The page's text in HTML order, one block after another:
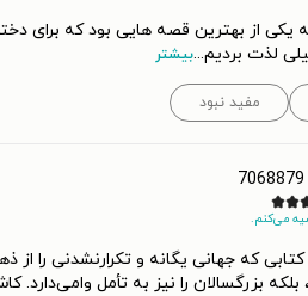
یکی از بهترین قصه هایی بود که برای
لذت بردیم...بیشتر
مفید نبود
می‌کنم.
کتابی که جهانی یگانه و تکرارنشدنی را
بلکه بزرگسالان را نیز به تأمل